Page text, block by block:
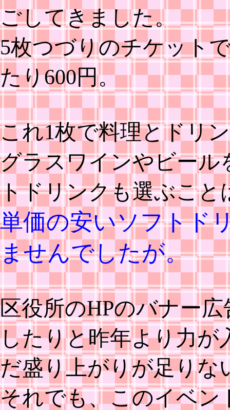
ごしてきました。
5枚つづりのチケット
たり600円。
これ1枚で料理とドリ
グラスワインやビール
トドリンクも選ぶこと
単価の安いソフトド
ませんでしたが。
区役所のHPのバナー
したりと昨年より力が
だ盛り上がりが足りな
それでも、このイベン